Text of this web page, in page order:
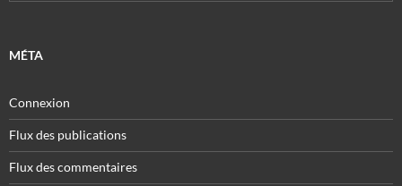
MÉTA
Connexion
Flux des publications
Flux des commentaires